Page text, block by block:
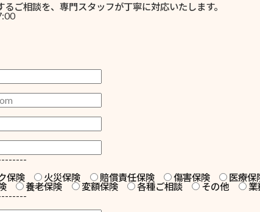
ご相談を、専門スタッフが丁寧に対応いたします。
保険 火災保険 賠償責任保険 傷害保険 医療保
養老保険 変額保険 各種ご相談 その他
業